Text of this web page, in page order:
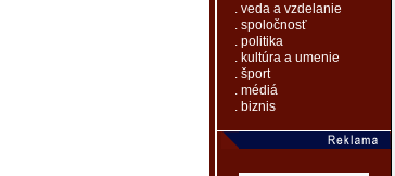
. veda a vzdelanie
. spoločnosť
. politika
. kultúra a umenie
. šport
. médiá
. biznis